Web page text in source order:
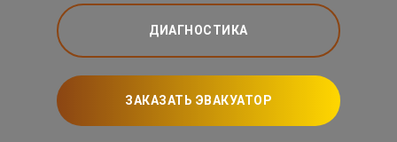
ДИАГНОСТИКА
ЗАКАЗАТЬ ЭВАКУАТОР